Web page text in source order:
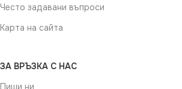
Често задавани въпроси
Карта на сайта
ЗА ВРЪЗКА С НАС
Пиши ни